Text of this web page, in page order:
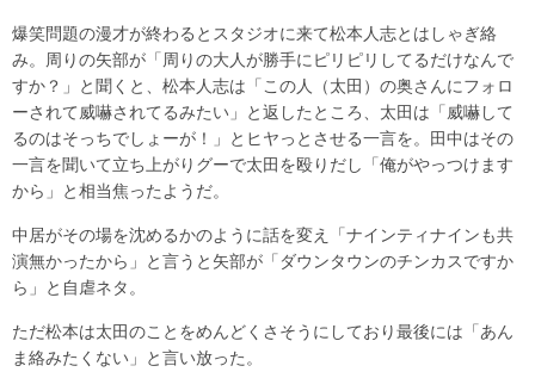
爆笑問題の漫才が終わるとスタジオに来て松本人志とはしゃぎ絡
み。周りの矢部が「周りの大人が勝手にピリピリしてるだけなんで
すか？」と聞くと、松本人志は「この人（太田）の奥さんにフォロ
ーされて威嚇されてるみたい」と返したところ、太田は「威嚇して
るのはそっちでしょーが！」とヒヤっとさせる一言を。田中はその
一言を聞いて立ち上がりグーで太田を殴りだし「俺がやっつけます
から」と相当焦ったようだ。
中居がその場を沈めるかのように話を変え「ナインティナインも共
演無かったから」と言うと矢部が「ダウンタウンのチンカスですか
ら」と自虐ネタ。
ただ松本は太田のことをめんどくさそうにしており最後には「あん
ま絡みたくない」と言い放った。